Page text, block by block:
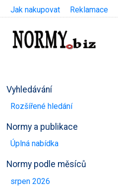
Jak nakupovat Reklamace
Vyhledávání
Rozšířené hledání
Normy a publikace
Úplná nabídka
Normy podle měsíců
srpen 2026